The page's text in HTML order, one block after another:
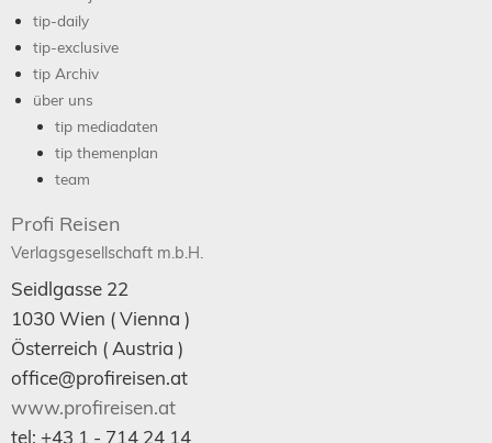
tip-daily
tip-exclusive
tip Archiv
über uns
tip mediadaten
tip themenplan
team
Profi Reisen
Verlagsgesellschaft m.b.H.
Seidlgasse 22
1030Wien ( Vienna )
Österreich ( Austria )
office@profireisen.at
www.profireisen.at
tel: +43 1 - 714 24 14